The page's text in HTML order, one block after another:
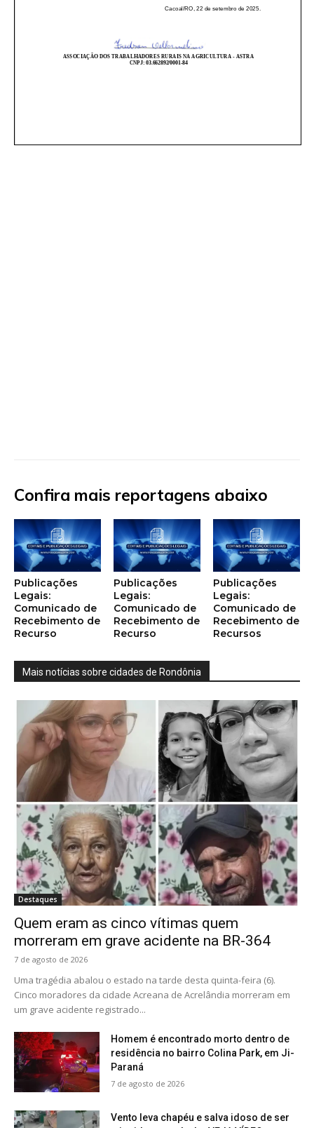
Confira mais reportagens abaixo
Publicações
Legais:
Comunicado de
Recebimento de
Recurso
Publicações
Legais:
Comunicado de
Recebimento de
Recurso
Publicações
Legais:
Comunicado de
Recebimento de
Recursos
Mais notícias sobre cidades de Rondônia
Destaques
Quem eram as cinco vítimas quem
morreram em grave acidente na BR-364
7 de agosto de 2026
Uma tragédia abalou o estado na tarde desta quinta-feira (6).
Cinco moradores da cidade Acreana de Acrelândia morreram em
um grave acidente registrado...
Homem é encontrado morto dentro de
residência no bairro Colina Park, em Ji-
Paraná
7 de agosto de 2026
Vento leva chapéu e salva idoso de ser